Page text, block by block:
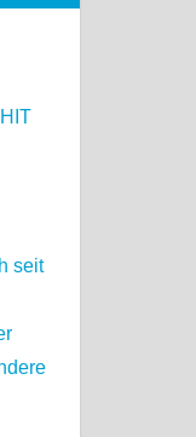
seit